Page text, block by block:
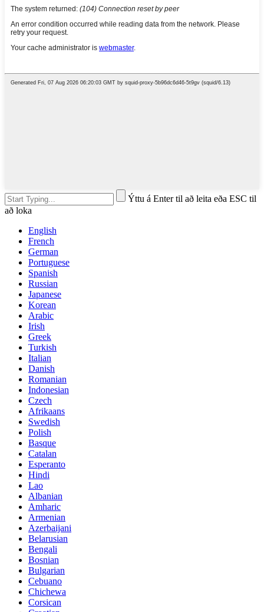
Ýttu á Enter til að leita eða ESC til
að loka
English
French
German
Portuguese
Spanish
Russian
Japanese
Korean
Arabic
Irish
Greek
Turkish
Italian
Danish
Romanian
Indonesian
Czech
Afrikaans
Swedish
Polish
Basque
Catalan
Esperanto
Hindi
Lao
Albanian
Amharic
Armenian
Azerbaijani
Belarusian
Bengali
Bosnian
Bulgarian
Cebuano
Chichewa
Corsican